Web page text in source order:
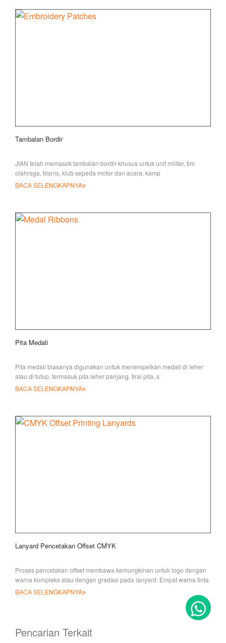
Tambalan Bordir
JIAN telah memasok tambalan bordir khusus untuk unit militer, tim
olahraga, bisnis, klub sepeda motor dan acara, kamp
BACA SELENGKAPNYA
Pita Medali
Pita medali biasanya digunakan untuk menempelkan medali di leher
atau di tutup, termasuk pita leher panjang, tirai pita, s
BACA SELENGKAPNYA
Lanyard Pencetakan Offset CMYK
Proses pencetakan offset membawa kemungkinan untuk logo dengan
warna kompleks atau dengan gradasi pada lanyard. Empat warna tinta
(BACA SELENGKAPNYA
Pencarian Terkait